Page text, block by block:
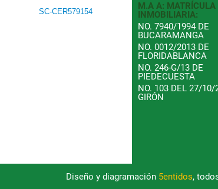
SC-CER579154
M.A A: MATRÍCULA
INMOBILIARIA:
NO. 7940/1994 DE
BUCARAMANGA
NO. 0012/2013 DE
FLORIDABLANCA
NO. 246-G/13 DE
PIEDECUESTA
NO. 103 DEL 27/10/
GIRÓN
Diseño y diagramación 5entidos,